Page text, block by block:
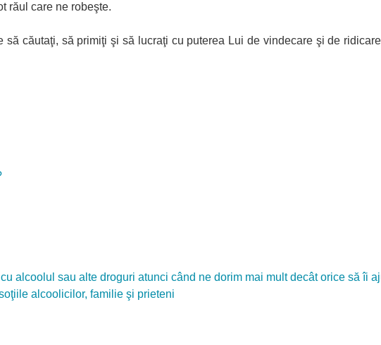
răul care ne robeşte.
să căutaţi, să primiţi şi să lucraţi cu puterea Lui de vindecare şi de
alcoolul sau alte droguri atunci când ne dorim mai mult decât orice să îi
alcoolicilor, familie şi prieteni